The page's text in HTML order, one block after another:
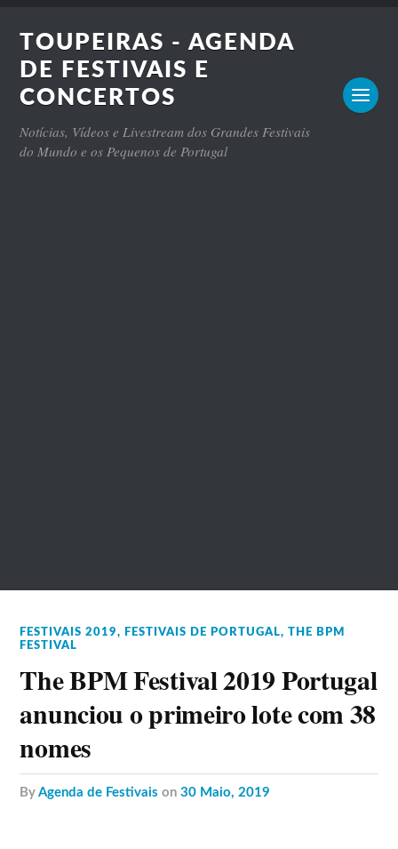
TOUPEIRAS - AGENDA
DE FESTIVAIS E
CONCERTOS
Notícias, Vídeos e Livestream dos Grandes Festivais
do Mundo e os Pequenos de Portugal
FESTIVAIS 2019, FESTIVAIS DE PORTUGAL,THE BPM
FESTIVAL
The BPM Festival 2019 Portugal
anunciou o primeiro lote com 38
nomes
byAgenda de Festivais on30 Maio, 2019